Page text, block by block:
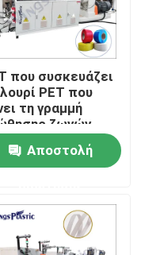
που συσκευάζει
PET που
τη γραμμή
ζωνών
Αποστολή